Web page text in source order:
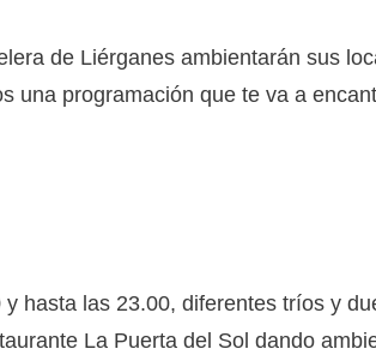
de Liérganes ambientarán sus
una programación que te va a
hasta las 23.00, diferentes tríos y
La Puerta del Sol dando